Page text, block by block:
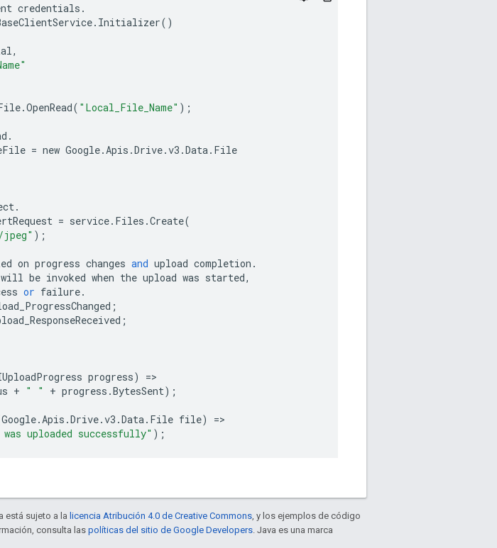
credentials .
. Initializer()
,
.OpenRead( "Local_File_Name" );
.
= new Google.Apis .Drive.v3 .Data. File
.
= service. Files .Create(
jpeg" );
on progress changes and upload completion .
will be invoked when the upload was started,
or failure.
;
;
progress)
=>
+ " " + progress .BytesSent);
Google.Apis .Drive.v3 .Data. File file)
=>
uploaded successfully" );
está sujeto a la licencia Atribución 4.0 de Creative Commons , y los ejemplos de código
consulta las políticas del sitio de Google Developers . Java es una marca